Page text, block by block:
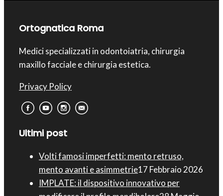
Ortognatica Roma
Medici specializzati in odontoiatria, chirurgia
maxillo facciale e chirurgia estetica.
Privacy Policy
Ultimi post
Volti famosi imperfetti: mento retruso,
mento avanti e asimmetrie17 Febbraio 2026
IMPLATE: il dispositivo innovativo per